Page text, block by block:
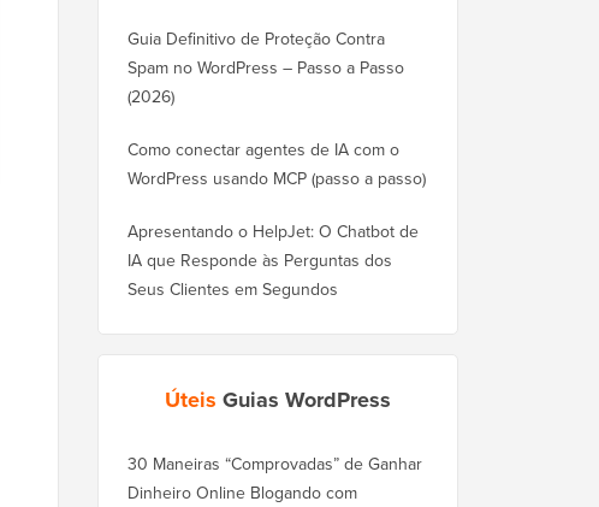
Guia Definitivo de Proteção Contra
Spam no WordPress – Passo a Passo
(2026)
Como conectar agentes de IA com o
WordPress usando MCP (passo a passo)
Apresentando o HelpJet: O Chatbot de
IA que Responde às Perguntas dos
Seus Clientes em Segundos
Úteis Guias WordPress
30 Maneiras “Comprovadas” de Ganhar
Dinheiro Online Blogando com